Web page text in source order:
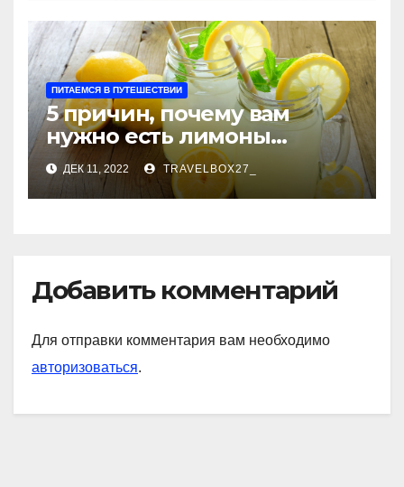
ПИТАЕМСЯ В ПУТЕШЕСТВИИ
5 причин, почему вам
нужно есть лимоны
каждый день
ДЕК 11, 2022 TRAVELBOX27_
Добавить комментарий
Для отправки комментария вам необходимо
авторизоваться.